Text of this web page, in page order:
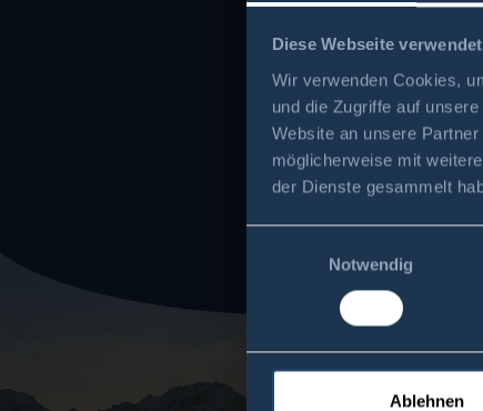
Diese Webseite
Wir verwenden Cookies,
und die Zugriffe auf
Website an unsere
möglicherweise mit
der Dienste gesammelt
Notwendig
Ablehnen